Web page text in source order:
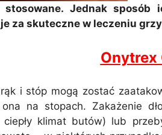
stosowane. Jednak
je za skuteczne w leczeniu
Onytrex
i stóp mogą zostać
na stopach. Zakażenie
klimat butów) lub